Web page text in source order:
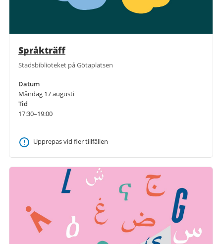
Språkträff
Stadsbiblioteket på Götaplatsen
Datum
Måndag 17 augusti
Tid
17:30–19:00
Upprepas vid fler tillfällen